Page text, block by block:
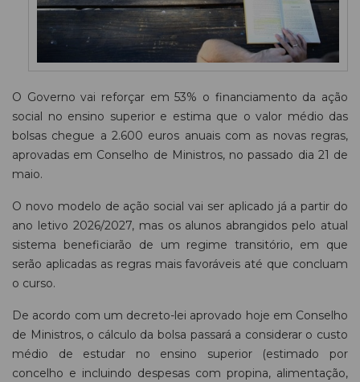
O Governo vai reforçar em 53% o financiamento da ação
social no ensino superior e estima que o valor médio das
bolsas chegue a 2.600 euros anuais com as novas regras,
aprovadas em Conselho de Ministros, no passado dia 21 de
maio.
O novo modelo de ação social vai ser aplicado já a partir do
ano letivo 2026/2027, mas os alunos abrangidos pelo atual
sistema beneficiarão de um regime transitório, em que
serão aplicadas as regras mais favoráveis até que concluam
o curso.
De acordo com um decreto-lei aprovado hoje em Conselho
de Ministros, o cálculo da bolsa passará a considerar o custo
médio de estudar no ensino superior (estimado por
concelho e incluindo despesas com propina, alimentação,